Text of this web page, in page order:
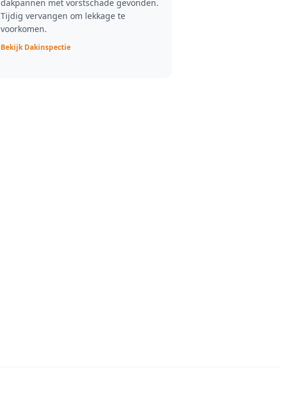
dakpannen met vorstschade gevonden.
Tijdig vervangen om lekkage te
voorkomen.
BekijkDakinspectie